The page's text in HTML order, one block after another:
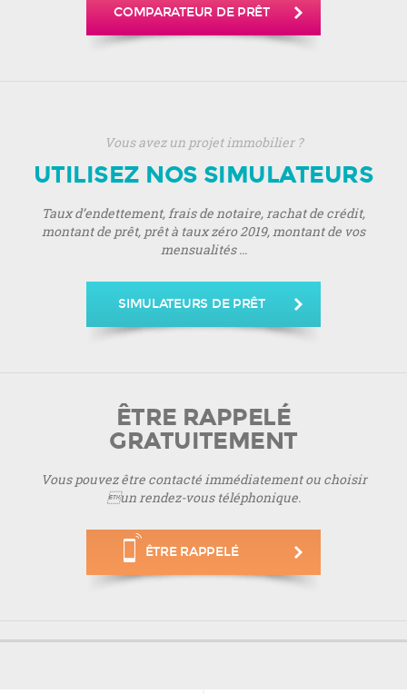
COMPARATEUR DE PRÊT
Vous avez un projet immobilier ?
UTILISEZ NOS SIMULATEURS
Taux d’endettement, frais de notaire, rachat de crédit,
montant de prêt, prêt à taux zéro 2019, montant de vos
mensualités ...
SIMULATEURS DE PRÊT
ÊTRE RAPPELÉ
GRATUITEMENT
Vous pouvez être contacté immédiatement ou choisir
un rendez-vous téléphonique.
ÊTRE RAPPELÉ